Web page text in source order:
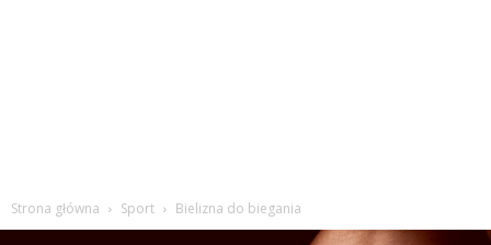
Strona główna Sport Bielizna do biegania